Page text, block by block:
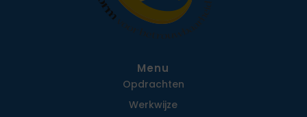
Menu
Opdrachten
Werkwijze